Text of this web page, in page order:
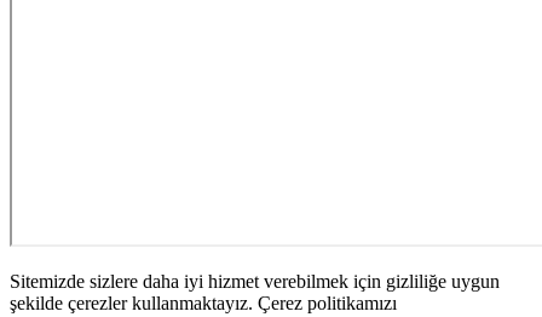
Sitemizde sizlere daha iyi hizmet verebilmek için gizliliğe uygun
şekilde çerezler kullanmaktayız. Çerez politikamızı